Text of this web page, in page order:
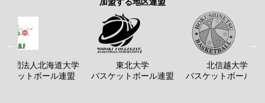
社団法人北海道大学
ケットボール連盟
東北大学
バスケットボール連盟
北信越大学
バスケットボール連